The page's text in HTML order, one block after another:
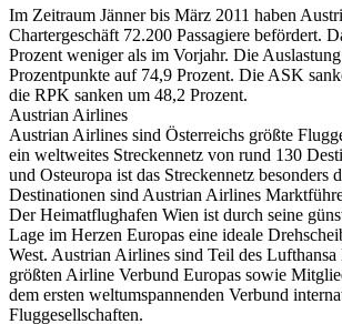
Im Zeitraum Jänner bis März 2011 haben
Chartergeschäft 72.200 Passagiere befördert.
Prozent weniger als im Vorjahr. Die
Prozentpunkte auf 74,9 Prozent. Die ASK
die RPK sanken um 48,2 Prozent.
Austrian Airlines
Austrian Airlines sind Österreichs größte
ein weltweites Streckennetz von rund 130
und Osteuropa ist das Streckennetz besonders
Destinationen sind Austrian Airlines
Der Heimatflughafen Wien ist durch seine
Lage im Herzen Europas eine ideale
West. Austrian Airlines sind Teil des Lufthansa
größten Airline Verbund Europas sowie
dem ersten weltumspannenden Verbund
Fluggesellschaften.